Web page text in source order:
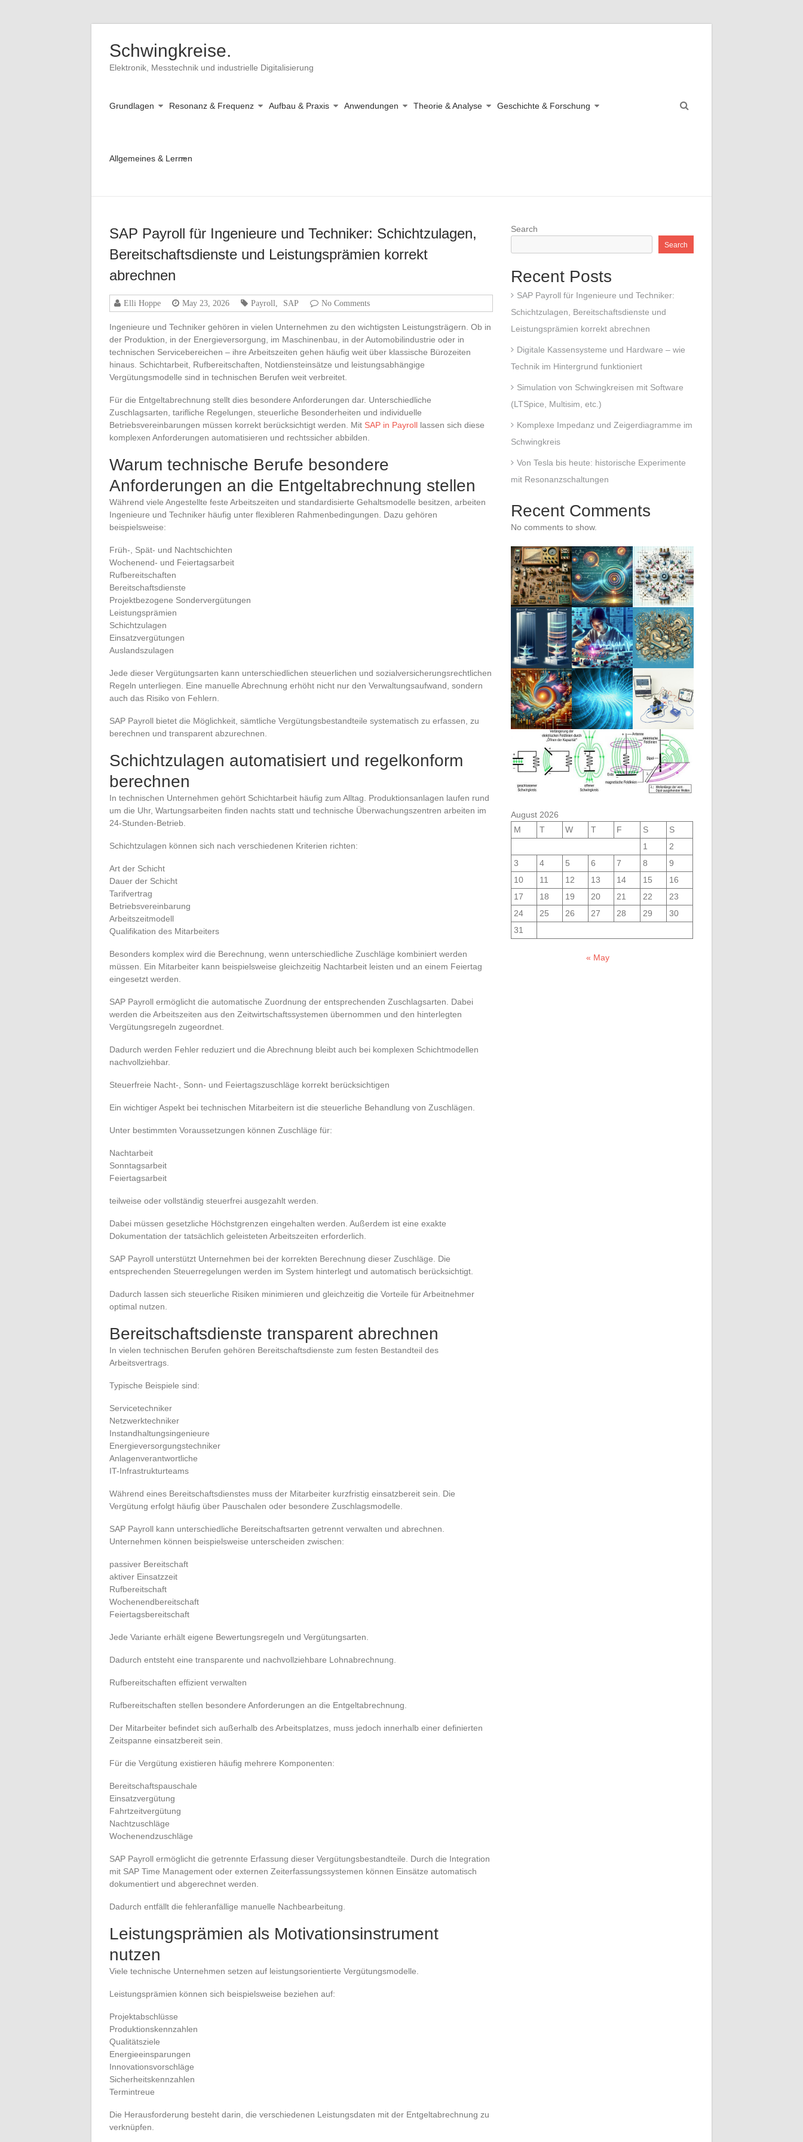
contentSchwingkreise.
Elektronik, Messtechnik und industrielle Digitalisierung
Grundlagen Resonanz & Frequenz Aufbau & Praxis Anwendungen Theorie & Analyse Geschichte & Forschung
Allgemeines & Lernen
SAP Payroll für Ingenieure und Techniker: Schichtzulagen,
Bereitschaftsdienste und Leistungsprämien korrekt
abrechnen
Elli Hoppe May 23, 2026 Payroll SAP No Comments
Ingenieure und Techniker gehören in vielen Unternehmen zu den wichtigsten Leistungsträgern. Ob in
der Produktion, in der Energieversorgung, im Maschinenbau, in der Automobilindustrie oder in
technischen Servicebereichen – ihre Arbeitszeiten gehen häufig weit über klassische Bürozeiten
hinaus. Schichtarbeit, Rufbereitschaften, Notdiensteinsätze und leistungsabhängige
Vergütungsmodelle sind in technischen Berufen weit verbreitet.
Für die Entgeltabrechnung stellt dies besondere Anforderungen dar. Unterschiedliche
Zuschlagsarten, tarifliche Regelungen, steuerliche Besonderheiten und individuelle
Betriebsvereinbarungen müssen korrekt berücksichtigt werden. Mit SAP in Payroll lassen sich diese
komplexen Anforderungen automatisieren und rechtssicher abbilden.
Warum technische Berufe besondere
Anforderungen an die Entgeltabrechnung stellen
Während viele Angestellte feste Arbeitszeiten und standardisierte Gehaltsmodelle besitzen, arbeiten
Ingenieure und Techniker häufig unter flexibleren Rahmenbedingungen. Dazu gehören
beispielsweise:
Früh-, Spät- und Nachtschichten
Wochenend- und Feiertagsarbeit
Rufbereitschaften
Bereitschaftsdienste
Projektbezogene Sondervergütungen
Leistungsprämien
Schichtzulagen
Einsatzvergütungen
Auslandszulagen
Jede dieser Vergütungsarten kann unterschiedlichen steuerlichen und sozialversicherungsrechtlichen
Regeln unterliegen. Eine manuelle Abrechnung erhöht nicht nur den Verwaltungsaufwand, sondern
auch das Risiko von Fehlern.
SAP Payroll bietet die Möglichkeit, sämtliche Vergütungsbestandteile systematisch zu erfassen, zu
berechnen und transparent abzurechnen.
Schichtzulagen automatisiert und regelkonform
berechnen
In technischen Unternehmen gehört Schichtarbeit häufig zum Alltag. Produktionsanlagen laufen rund
um die Uhr, Wartungsarbeiten finden nachts statt und technische Überwachungszentren arbeiten im
24-Stunden-Betrieb.
Schichtzulagen können sich nach verschiedenen Kriterien richten:
Art der Schicht
Dauer der Schicht
Tarifvertrag
Betriebsvereinbarung
Arbeitszeitmodell
Qualifikation des Mitarbeiters
Besonders komplex wird die Berechnung, wenn unterschiedliche Zuschläge kombiniert werden
müssen. Ein Mitarbeiter kann beispielsweise gleichzeitig Nachtarbeit leisten und an einem Feiertag
eingesetzt werden.
SAP Payroll ermöglicht die automatische Zuordnung der entsprechenden Zuschlagsarten. Dabei
werden die Arbeitszeiten aus den Zeitwirtschaftssystemen übernommen und den hinterlegten
Vergütungsregeln zugeordnet.
Dadurch werden Fehler reduziert und die Abrechnung bleibt auch bei komplexen Schichtmodellen
nachvollziehbar.
Steuerfreie Nacht-, Sonn- und Feiertagszuschläge korrekt berücksichtigen
Ein wichtiger Aspekt bei technischen Mitarbeitern ist die steuerliche Behandlung von Zuschlägen.
Unter bestimmten Voraussetzungen können Zuschläge für:
Nachtarbeit
Sonntagsarbeit
Feiertagsarbeit
teilweise oder vollständig steuerfrei ausgezahlt werden.
Dabei müssen gesetzliche Höchstgrenzen eingehalten werden. Außerdem ist eine exakte
Dokumentation der tatsächlich geleisteten Arbeitszeiten erforderlich.
SAP Payroll unterstützt Unternehmen bei der korrekten Berechnung dieser Zuschläge. Die
entsprechenden Steuerregelungen werden im System hinterlegt und automatisch berücksichtigt.
Dadurch lassen sich steuerliche Risiken minimieren und gleichzeitig die Vorteile für Arbeitnehmer
optimal nutzen.
Bereitschaftsdienste transparent abrechnen
In vielen technischen Berufen gehören Bereitschaftsdienste zum festen Bestandteil des
Arbeitsvertrags.
Typische Beispiele sind:
Servicetechniker
Netzwerktechniker
Instandhaltungsingenieure
Energieversorgungstechniker
Anlagenverantwortliche
IT-Infrastrukturteams
Während eines Bereitschaftsdienstes muss der Mitarbeiter kurzfristig einsatzbereit sein. Die
Vergütung erfolgt häufig über Pauschalen oder besondere Zuschlagsmodelle.
SAP Payroll kann unterschiedliche Bereitschaftsarten getrennt verwalten und abrechnen.
Unternehmen können beispielsweise unterscheiden zwischen:
passiver Bereitschaft
aktiver Einsatzzeit
Rufbereitschaft
Wochenendbereitschaft
Feiertagsbereitschaft
Jede Variante erhält eigene Bewertungsregeln und Vergütungsarten.
Dadurch entsteht eine transparente und nachvollziehbare Lohnabrechnung.
Rufbereitschaften effizient verwalten
Rufbereitschaften stellen besondere Anforderungen an die Entgeltabrechnung.
Der Mitarbeiter befindet sich außerhalb des Arbeitsplatzes, muss jedoch innerhalb einer definierten
Zeitspanne einsatzbereit sein.
Für die Vergütung existieren häufig mehrere Komponenten:
Bereitschaftspauschale
Einsatzvergütung
Fahrtzeitvergütung
Nachtzuschläge
Wochenendzuschläge
SAP Payroll ermöglicht die getrennte Erfassung dieser Vergütungsbestandteile. Durch die Integration
mit SAP Time Management oder externen Zeiterfassungssystemen können Einsätze automatisch
dokumentiert und abgerechnet werden.
Dadurch entfällt die fehleranfällige manuelle Nachbearbeitung.
Leistungsprämien als Motivationsinstrument
nutzen
Viele technische Unternehmen setzen auf leistungsorientierte Vergütungsmodelle.
Leistungsprämien können sich beispielsweise beziehen auf:
Projektabschlüsse
Produktionskennzahlen
Qualitätsziele
Energieeinsparungen
Innovationsvorschläge
Sicherheitskennzahlen
Termintreue
Die Herausforderung besteht darin, die verschiedenen Leistungsdaten mit der Entgeltabrechnung zu
verknüpfen.
Search
Search
Recent Posts
SAP Payroll für Ingenieure und Techniker:
Schichtzulagen, Bereitschaftsdienste und
Leistungsprämien korrekt abrechnen
Digitale Kassensysteme und Hardware – wie
Technik im Hintergrund funktioniert
Simulation von Schwingkreisen mit Software
(LTSpice, Multisim, etc.)
Komplexe Impedanz und Zeigerdiagramme im
Schwingkreis
Von Tesla bis heute: historische Experimente
mit Resonanzschaltungen
Recent Comments
No comments to show.
August 2026
M
T W T F S
S
1
2
3
4 5 6 7 8
9
10
11 12 13 14 15
16
17
18 19 20 21 22
23
24
25 26 27 28 29
30
31
« May